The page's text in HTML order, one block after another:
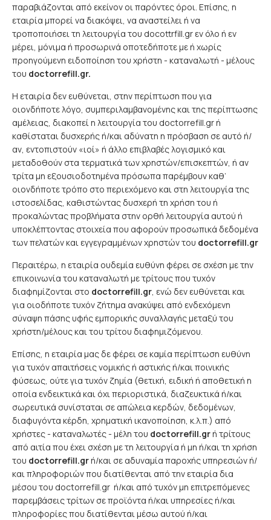
παραβιάζονται από εκείνον οι παρόντες όροι. Επίσης, η
εταιρία μπορεί να διακόψει, να αναστείλει ή να
τροποποιήσει τη λειτουργία του docottrfill.gr εν όλο ή εν
μέρει, μόνιμα ή προσωρινά οποτεδήποτε με ή χωρίς
προηγούμενη ειδοποίηση του χρήστη - καταναλωτή - μέλους
του doctorrefill.gr.
Η εταιρία δεν ευθύνεται, στην περίπτωση που για
οιονδήποτε λόγο, συμπεριλαμβανομένης και της περίπτωσης
αμέλειας, διακοπεί η λειτουργία του doctorrefill.gr ή
καθίσταται δυσχερής ή/και αδύνατη η πρόσβαση σε αυτό ή/
αν, εντοπιστούν «ιοί» ή άλλο επιβλαβές λογισμικό και
μεταδοθούν στα τερματικά των χρηστών/επισκεπτών, ή αν
τρίτα μη εξουσιοδοτημένα πρόσωπα παρέμβουν καθ’
οιονδήποτε τρόπο στο περιεχόμενο και στη λειτουργία της
ιστοσελίδας, καθιστώντας δυσχερή τη χρήση του ή
προκαλώντας προβλήματα στην ορθή λειτουργία αυτού ή
υποκλέπτοντας στοιχεία που αφορούν προσωπικά δεδομένα
των πελατών και εγγεγραμμένων χρηστών του doctorrefill.gr
Περαιτέρω, η εταιρία ουδεμία ευθύνη φέρει σε σχέση με την
επικοινωνία του καταναλωτή με τρίτους που τυχόν
διαφημίζονται στο doctorrefill.gr, ενώ δεν ευθύνεται και
για οιοδήποτε τυχόν ζήτημα ανακύψει από ενδεχόμενη
σύναψη πάσης υφής εμπορικής συναλλαγής μεταξύ του
χρήστη/μέλους και του τρίτου διαφημιζόμενου.
Επίσης, η εταιρία μας δε φέρει σε καμία περίπτωση ευθύνη
για τυχόν απαιτήσεις νομικής ή αστικής ή/και ποινικής
φύσεως, ούτε για τυχόν ζημία (θετική, ειδική ή αποθετική η
οποία ενδεικτικά και όχι περιοριστικά, διαζευκτικά ή/και
σωρευτικά συνίσταται σε απώλεια κερδών, δεδομένων,
διαφυγόντα κέρδη, χρηματική ικανοποίηση, κ.λ.π.) από
χρήστες - καταναλωτές - μέλη του doctorrefill.grή τρίτους
από αιτία που έχει σχέση με τη λειτουργία ή μη ή/και τη χρήση
του doctorrefill.grή/και σε αδυναμία παροχής υπηρεσιών ή/
και πληροφοριών που διατίθενται από την εταιρία δια
μέσου του doctorrefill.gr ή/και από τυχόν μη επιτρεπόμενες
παρεμβάσεις τρίτων σε προϊόντα ή/και υπηρεσίες ή/και
πληροφορίες που διατίθενται μέσω αυτού ή/και